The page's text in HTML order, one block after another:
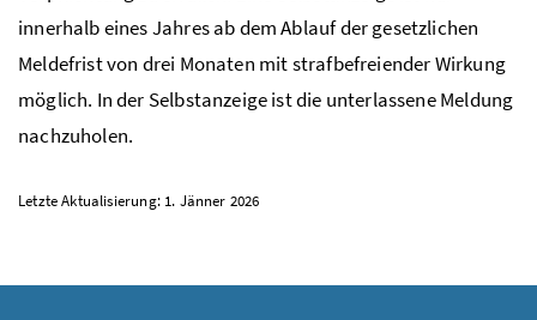
innerhalb eines Jahres ab dem Ablauf der gesetzlichen
Meldefrist von drei Monaten mit strafbefreiender Wirkung
möglich. In der Selbstanzeige ist die unterlassene Meldung
nachzuholen.
Letzte Aktualisierung: 1. Jänner 2026